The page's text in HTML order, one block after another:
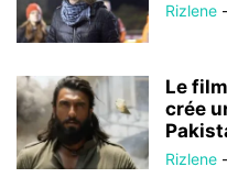
Rizlene -
Le
crée
Rizlene -